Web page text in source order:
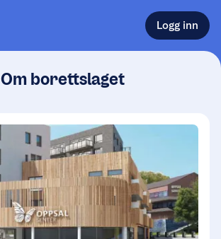
Logg inn
Om borettslaget